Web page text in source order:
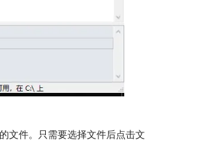
文件。只需要选择文件后点击文